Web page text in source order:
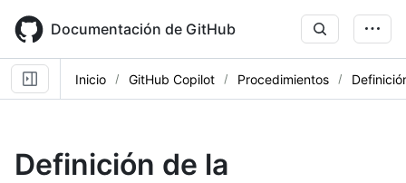
main
content
Documentación de GitHub
Inicio GitHub Copilot Procedimientos
Definición de la